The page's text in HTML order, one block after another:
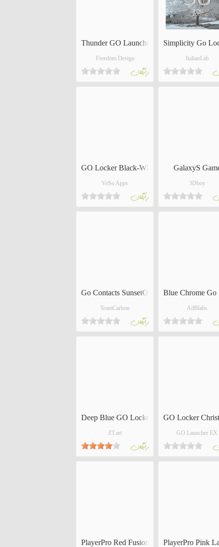
Simplicity Go
ItalianLab
Thunder GO LauncherEX Theme
Freedom Design
رايگان
GalaxyS
3Dboy
GO Locker Black-White Theme
VeSo Apps
رايگان
Blue Chrome
AdBlabs
Go Contacts SunsetOrange- Free
TeamCarbon
رايگان
GO Locker
GO Launcher EX
Deep Blue GO Locker Theme
ZT.art
رايگان
PlayerPro Pink
PlayerPro Red Fusion Skin